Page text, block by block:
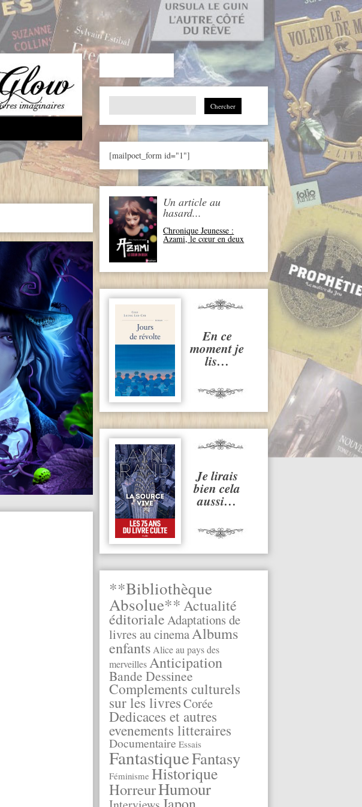
Search
[mailpoet_form id="1"]
Un article au
hasard...
Chronique Jeunesse :
Azami, le cœur en deux
En ce
moment je
lis…
Je lirais
bien cela
aussi…
**Bibliothèque
Absolue**Actualité
éditorialeAdaptations de
livres au cinemaAlbums
enfantsAlice au pays des
merveillesAnticipation
Bande Dessinee
Complements culturels
sur les livresCorée
Dedicaces et autres
evenements litteraires
Documentaire Essais
FantastiqueFantasy
Féminisme Historique
HorreurHumour